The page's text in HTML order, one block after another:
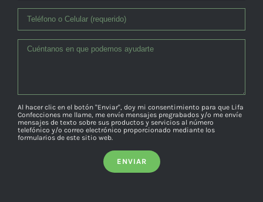
Al hacer clic en el botón "Enviar", doy mi consentimiento para que Lifa
Confecciones me llame, me envíe mensajes pregrabados y/o me envíe
mensajes de texto sobre sus productos y servicios al número
telefónico y/o correo electrónico proporcionado mediante los
formularios de este sitio web.